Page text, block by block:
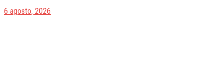
6 agosto, 2026